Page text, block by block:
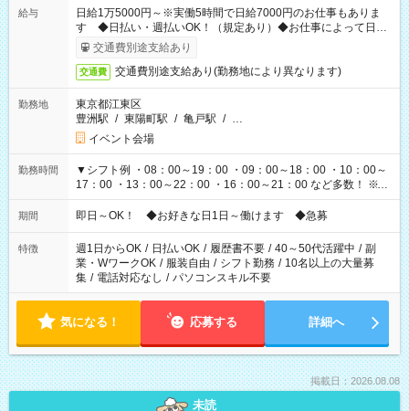
給与
日給1万5000円～※実働5時間で日給7000円のお仕事もありま
す ◆日払い・週払いOK！（規定あり）◆お仕事によって日給
も異なります
交通費別途支給あり
交通費 交通費別途支給あり(勤務地により異なります)
勤務地
東京都江東区
豊洲駅 / 東陽町駅 / 亀戸駅 / …
イベント会場
勤務時間
▼シフト例 ・08：00～19：00 ・09：00～18：00 ・10：00～
17：00 ・13：00～22：00 ・16：00～21：00 など多数！ ※お
仕事により勤務時間が異なります
期間 即日～OK！ ◆お好きな日1日～働けます ◆急募
特徴 週1日からOK / 日払いOK / 履歴書不要 / 40～50代活躍中 / 副
業・WワークOK / 服装自由 / シフト勤務 / 10名以上の大量募
集 / 電話対応なし / パソコンスキル不要
気になる！ 応募する 詳細へ
掲載日：2026.08.08
未読